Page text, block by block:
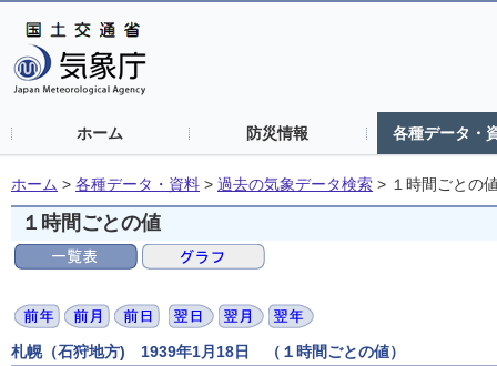
ホーム 防災情報 各種データ・
ホーム > 各種データ・資料 > 過去の気象データ検索 > １時間ごとの
１時間ごとの値
札幌（石狩地方) 1939年1月18日 （１時間ごとの値）